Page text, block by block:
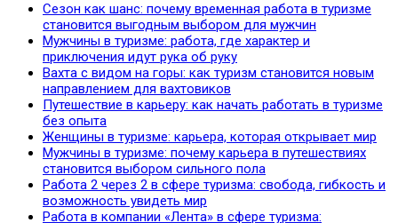
Сезон как шанс: почему временная работа в туризме
становится выгодным выбором для мужчин
Мужчины в туризме: работа, где характер и
приключения идут рука об руку
Вахта с видом на горы: как туризм становится новым
направлением для вахтовиков
Путешествие в карьеру: как начать работать в туризме
без опыта
Женщины в туризме: карьера, которая открывает мир
Мужчины в туризме: почему карьера в путешествиях
становится выбором сильного пола
Работа 2 через 2 в сфере туризма: свобода, гибкость и
возможность увидеть мир
Работа в компании «Лента» в сфере туризма: